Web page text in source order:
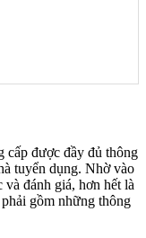
cấp được đầy đủ thông
tuyển dụng. Nhờ vào
và đánh giá, hơn hết là
gồm những thông